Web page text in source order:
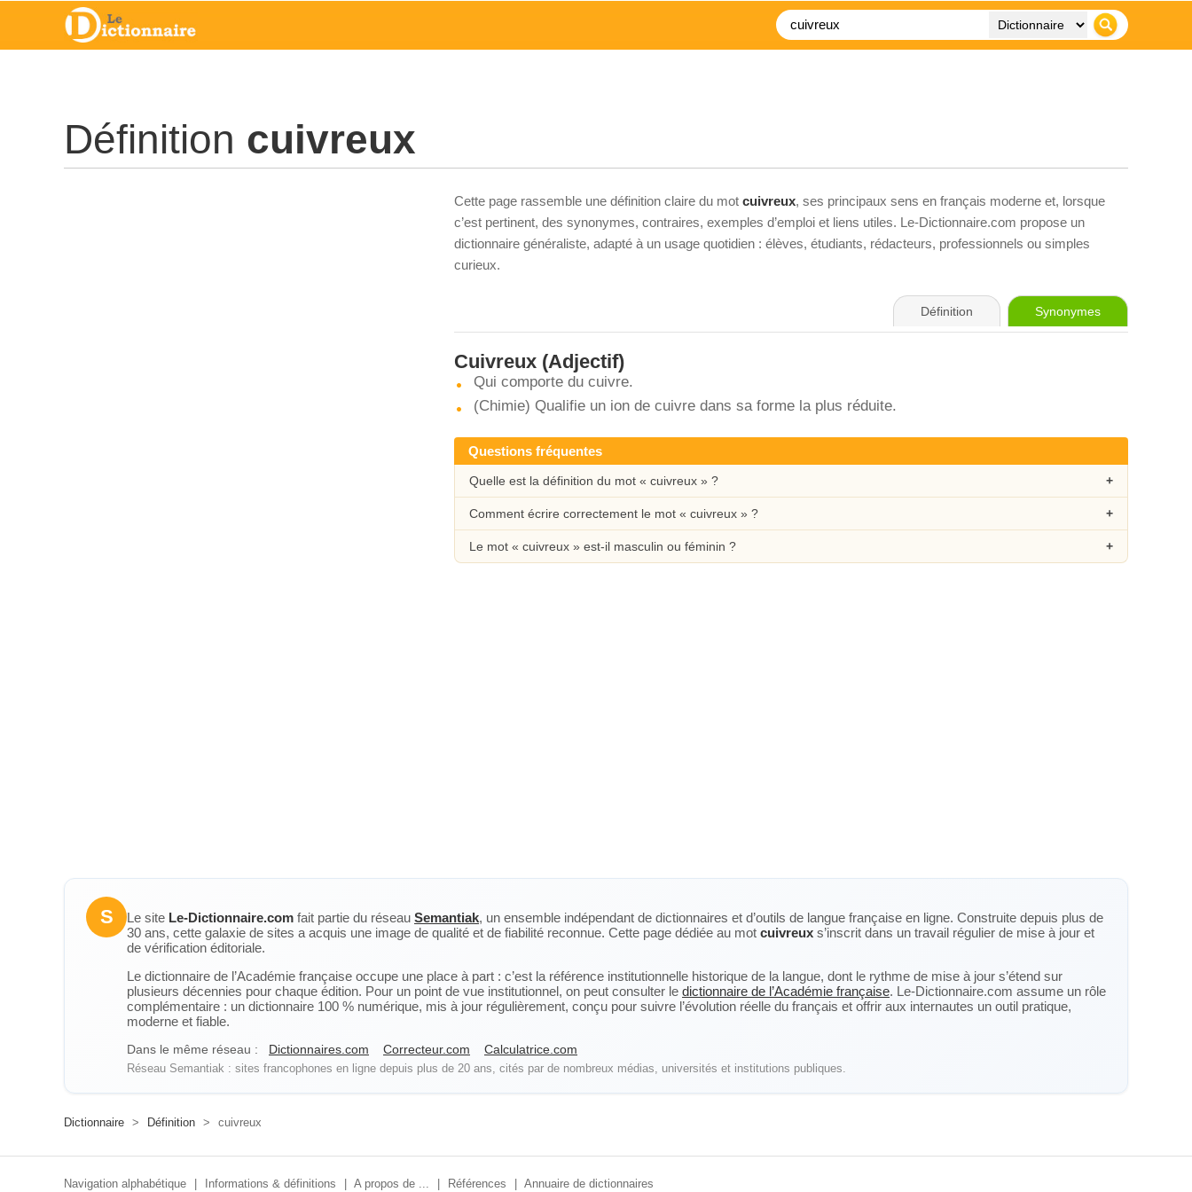
Définition cuivreux
Cette page rassemble une définition claire du mot cuivreux, ses principaux sens en français moderne et, lorsque
c’est pertinent, des synonymes, contraires, exemples d’emploi et liens utiles. Le-Dictionnaire.com propose un
dictionnaire généraliste, adapté à un usage quotidien : élèves, étudiants, rédacteurs, professionnels ou simples
curieux.
Définition Synonymes
Cuivreux (Adjectif)
Qui comporte du cuivre.
(Chimie) Qualifie un ion de cuivre dans sa forme la plus réduite.
Questions fréquentes
Quelle est la définition du mot « cuivreux » ?
Comment écrire correctement le mot « cuivreux » ?
Le mot « cuivreux » est-il masculin ou féminin ?
S Le site Le-Dictionnaire.com fait partie du réseau Semantiak, un ensemble indépendant de dictionnaires et d’outils de langue française en ligne. Construite depuis plus de
30 ans, cette galaxie de sites a acquis une image de qualité et de fiabilité reconnue. Cette page dédiée au mot cuivreux s’inscrit dans un travail régulier de mise à jour et
de vérification éditoriale.
Le dictionnaire de l’Académie française occupe une place à part : c’est la référence institutionnelle historique de la langue, dont le rythme de mise à jour s’étend sur
plusieurs décennies pour chaque édition. Pour un point de vue institutionnel, on peut consulter le dictionnaire de l’Académie française. Le-Dictionnaire.com assume un rôle
complémentaire : un dictionnaire 100 % numérique, mis à jour régulièrement, conçu pour suivre l’évolution réelle du français et offrir aux internautes un outil pratique,
moderne et fiable.
Dans le même réseau : Dictionnaires.com Correcteur.com Calculatrice.com
Réseau Semantiak : sites francophones en ligne depuis plus de 20 ans, cités par de nombreux médias, universités et institutions publiques.
Dictionnaire > Définition > cuivreux
Navigation alphabétique Informations & définitions A propos de ... Références Annuaire de dictionnaires